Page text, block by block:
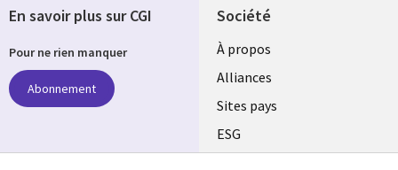
Société
À propos
Alliances
Sites pays
ESG
En savoir plus sur CGI
Pour ne rien manquer
Abonnement